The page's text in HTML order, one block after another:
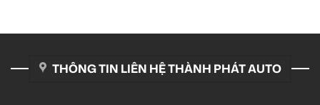
THÔNG TIN LIÊN HỆ THÀNH PHÁT AUTO